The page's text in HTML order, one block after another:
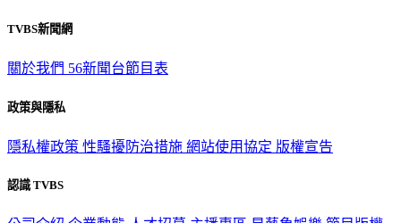
TVBS新聞網
關於我們 56新聞台節目表
政策與隱私
隱私權政策 性騷擾防治措施 網站使用協定 版權宣告
認識 TVBS